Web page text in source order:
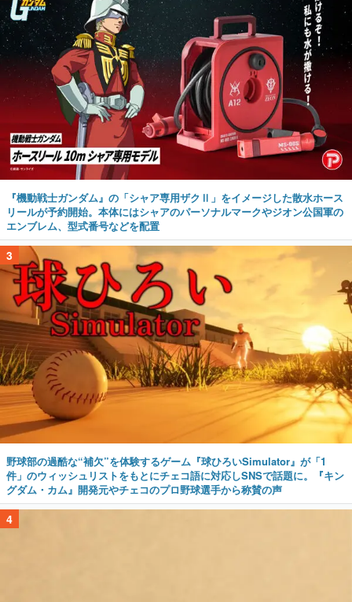
『機動戦士ガンダム』の「シャア専用ザクⅡ」をイメージした散水ホース
リールが予約開始。本体にはシャアのパーソナルマークやジオン公国軍の
エンブレム、型式番号などを配置
3
野球部の過酷な“補欠”を体験するゲーム『球ひろいSimulator』が「1
件」のウィッシュリストをもとにチェコ語に対応しSNSで話題に。『キン
グダム・カム』開発元やチェコのプロ野球選手から称賛の声
4